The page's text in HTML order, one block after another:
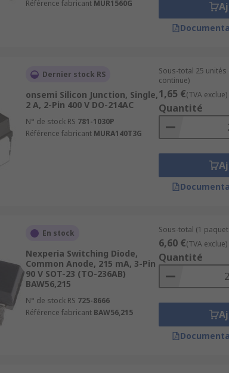
Référence fabricant MUR1560G
Dernier stock RS
onsemi Silicon Junction, Single,
2 A, 2-Pin 400 V DO-214AC
N° de stock RS 781-1030P
Référence fabricant MURA140T3G
Sous-total 25
continue)
1,65 €(TVA exclue)
Quantité
En stock
Nexperia Switching Diode,
Common Anode, 215 mA, 3-Pin
90 V SOT-23 (TO-236AB)
BAW56,215
N° de stock RS 725-8666
Référence fabricant BAW56,215
Sous-total (1
6,60 €(TVA exclue)
Quantité